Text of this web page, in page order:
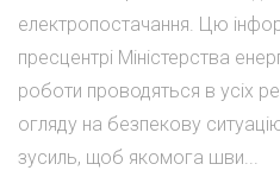
електропостачання. Цю
пресцентрі Міністерства
роботи проводяться в усіх
огляду на безпекову
зусиль, щоб якомога шви...